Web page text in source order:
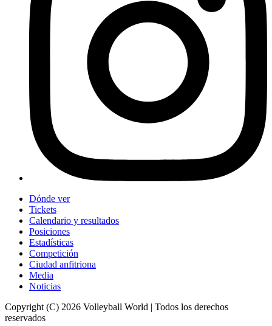
Dónde ver
Tickets
Calendario y resultados
Posiciones
Estadísticas
Competición
Ciudad anfitriona
Media
Noticias
Copyright (C) 2026 Volleyball World | Todos los derechos
reservados